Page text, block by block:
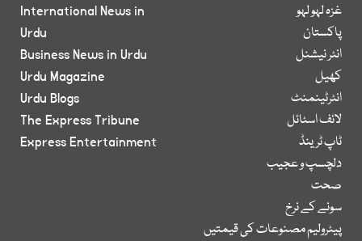
غزہ لہو لہو
پاکستان
انٹر نیشنل
کھیل
انٹرٹینمنٹ
لائف اسٹائل
ٹاپ ٹرینڈ
دلچسپ و عجیب
صحت
سونے کے نرخ
پیٹرولیم مصنوعات کی قیمتیں
International News in
Urdu
Business News in Urdu
Urdu Magazine
Urdu Blogs
The Express Tribune
Express Entertainment